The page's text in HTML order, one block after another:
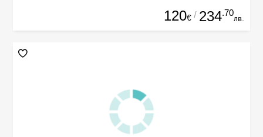
120€ / 234.70
лв.